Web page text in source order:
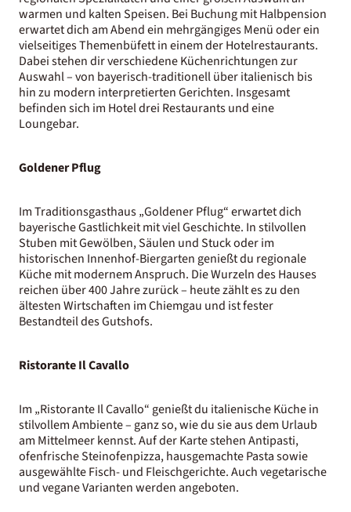
warmen und kalten Speisen. Bei Buchung mit Halbpension
erwartet dich am Abend ein mehrgängiges Menü oder ein
vielseitiges Themenbüfett in einem der Hotelrestaurants.
Dabei stehen dir verschiedene Küchenrichtungen zur
Auswahl – von bayerisch-traditionell über italienisch bis
hin zu modern interpretierten Gerichten. Insgesamt
befinden sich im Hotel drei Restaurants und eine
Loungebar.
Goldener Pflug
Im Traditionsgasthaus „Goldener Pflug“ erwartet dich
bayerische Gastlichkeit mit viel Geschichte. In stilvollen
Stuben mit Gewölben, Säulen und Stuck oder im
historischen Innenhof-Biergarten genießt du regionale
Küche mit modernem Anspruch. Die Wurzeln des Hauses
reichen über 400 Jahre zurück – heute zählt es zu den
ältesten Wirtschaften im Chiemgau und ist fester
Bestandteil des Gutshofs.
Ristorante Il Cavallo
Im „Ristorante Il Cavallo“ genießt du italienische Küche in
stilvollem Ambiente – ganz so, wie du sie aus dem Urlaub
am Mittelmeer kennst. Auf der Karte stehen Antipasti,
ofenfrische Steinofenpizza, hausgemachte Pasta sowie
ausgewählte Fisch- und Fleischgerichte. Auch vegetarische
und vegane Varianten werden angeboten.